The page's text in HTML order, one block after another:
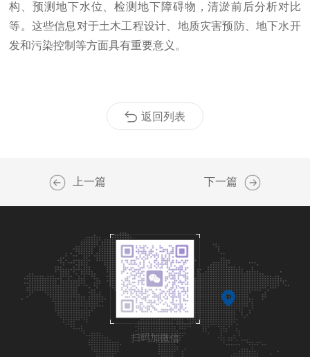
构、预测地下水位、检测地下障碍物，清淤前后分析对比
等。这些信息对于土木工程设计、地质灾害预防、地下水开
发和污染控制等方面具有重要意义。
返回列表
上一篇 下一篇
扫码加微信